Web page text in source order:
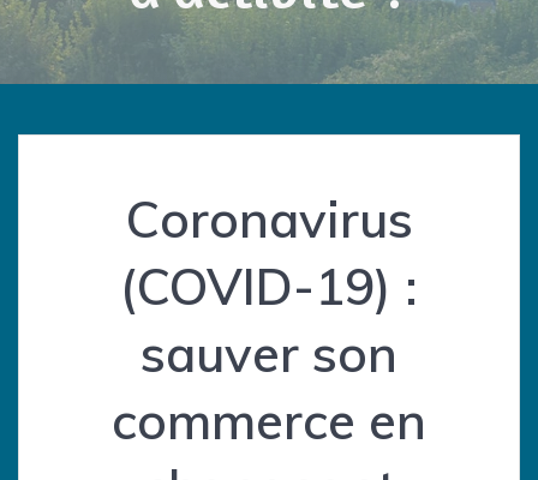
Coronavirus
(COVID-19) :
sauver son
commerce en